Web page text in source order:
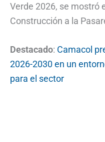
Verde 2026, se mostró
Construcción a la
Destacado: Camacol
2026-2030 en un
para el sector